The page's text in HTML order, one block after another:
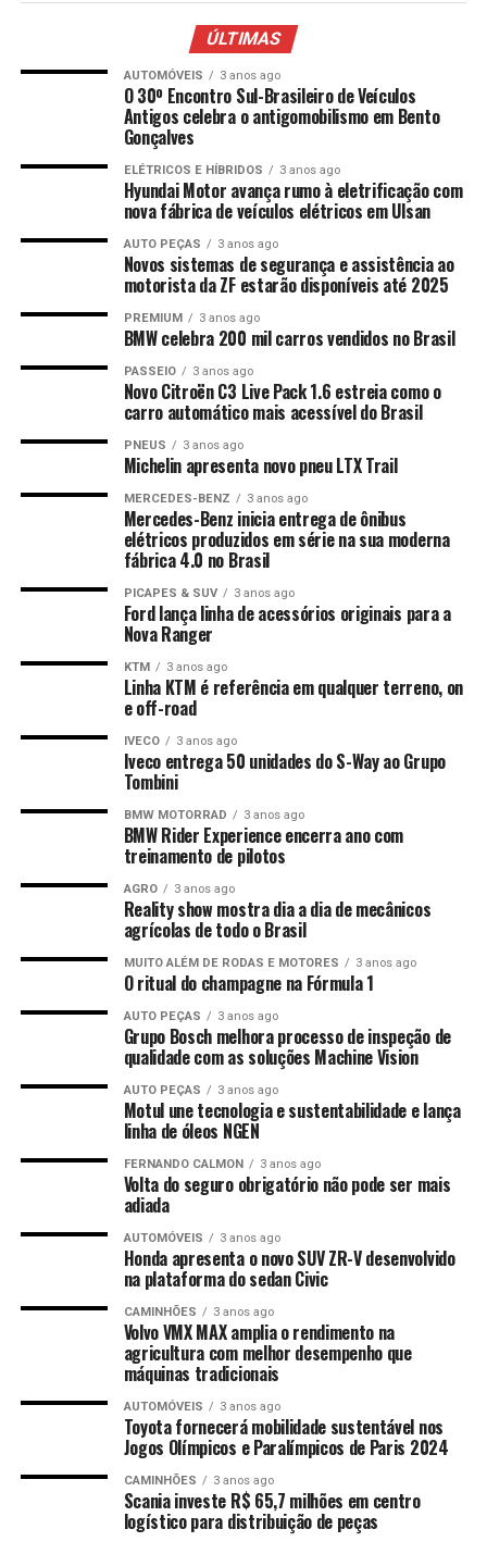
ÚLTIMAS
AUTOMÓVEIS 3 anos ago
O 30º Encontro Sul-Brasileiro de Veículos
Antigos celebra o antigomobilismo em Bento
Gonçalves
ELÉTRICOS E HÍBRIDOS 3 anos ago
Hyundai Motor avança rumo à eletrificação com
nova fábrica de veículos elétricos em Ulsan
AUTO PEÇAS 3 anos ago
Novos sistemas de segurança e assistência ao
motorista da ZF estarão disponíveis até 2025
PREMIUM 3 anos ago
BMW celebra 200 mil carros vendidos no Brasil
PASSEIO 3 anos ago
Novo Citroën C3 Live Pack 1.6 estreia como o
carro automático mais acessível do Brasil
PNEUS 3 anos ago
Michelin apresenta novo pneu LTX Trail
MERCEDES-BENZ 3 anos ago
Mercedes-Benz inicia entrega de ônibus
elétricos produzidos em série na sua moderna
fábrica 4.0 no Brasil
PICAPES & SUV 3 anos ago
Ford lança linha de acessórios originais para a
Nova Ranger
KTM 3 anos ago
Linha KTM é referência em qualquer terreno, on
e off-road
IVECO 3 anos ago
Iveco entrega 50 unidades do S-Way ao Grupo
Tombini
BMW MOTORRAD 3 anos ago
BMW Rider Experience encerra ano com
treinamento de pilotos
AGRO 3 anos ago
Reality show mostra dia a dia de mecânicos
agrícolas de todo o Brasil
MUITO ALÉM DE RODAS E MOTORES 3 anos ago
O ritual do champagne na Fórmula 1
AUTO PEÇAS 3 anos ago
Grupo Bosch melhora processo de inspeção de
qualidade com as soluções Machine Vision
AUTO PEÇAS 3 anos ago
Motul une tecnologia e sustentabilidade e lança
linha de óleos NGEN
FERNANDO CALMON 3 anos ago
Volta do seguro obrigatório não pode ser mais
adiada
AUTOMÓVEIS 3 anos ago
Honda apresenta o novo SUV ZR-V desenvolvido
na plataforma do sedan Civic
CAMINHÕES 3 anos ago
Volvo VMX MAX amplia o rendimento na
agricultura com melhor desempenho que
máquinas tradicionais
AUTOMÓVEIS 3 anos ago
Toyota fornecerá mobilidade sustentável nos
Jogos Olímpicos e Paralímpicos de Paris 2024
CAMINHÕES 3 anos ago
Scania investe R$ 65,7 milhões em centro
logístico para distribuição de peças